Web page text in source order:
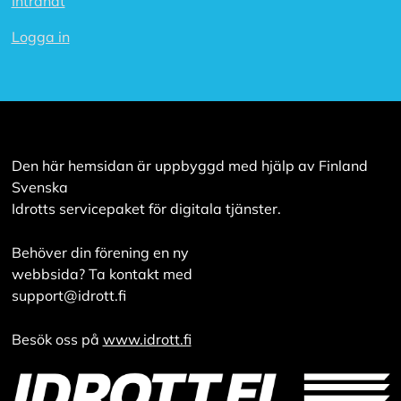
v
i
l
A
c
c
p
t
e
r
a
l
a
Logga in
Den här hemsidan är uppbyggd med hjälp av Finland
Svenska
Idrotts servicepaket för digitala tjänster.
Behöver din förening en ny
webbsida? Ta kontakt med
support@idrott.fi
Besök oss på www.idrott.fi